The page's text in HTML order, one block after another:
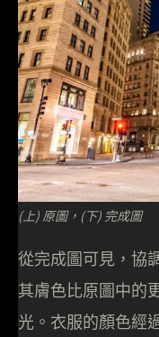
(上) 原圖，(下) 完成圖
從完成圖可見，協
其膚色比原圖中的
光。衣服的顏色經